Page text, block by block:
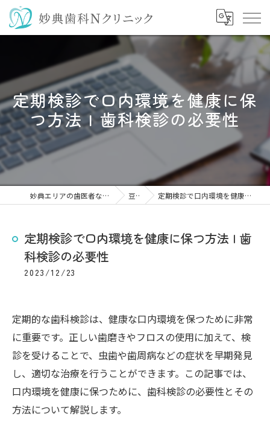
定期検診で口内環境を健康に保
つ方法 | 歯科検診の必要性
妙典エリアの歯医者なら妙典歯科Nクリニック 豆知識 定期検診で口内環境を健康に保つ方法 | 歯科検診の必要性
定期検診で口内環境を健康に保つ方法 | 歯
科検診の必要性
2023/12/23
定期的な歯科検診は、健康な口内環境を保つために非常
に重要です。正しい歯磨きやフロスの使用に加えて、検
診を受けることで、虫歯や歯周病などの症状を早期発見
し、適切な治療を行うことができます。この記事では、
口内環境を健康に保つために、歯科検診の必要性とその
方法について解説します。